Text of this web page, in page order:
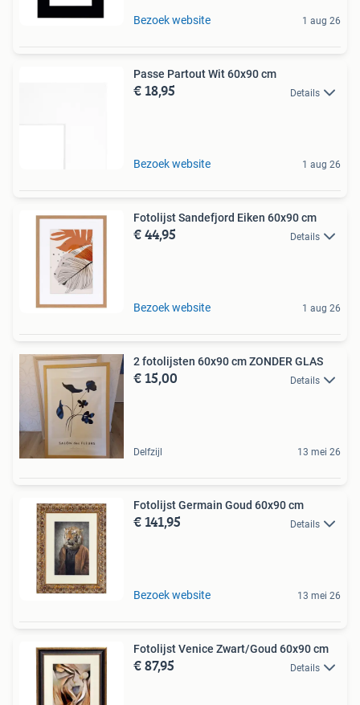
Bezoek website 1 aug 26
Passe Partout Wit 60x90 cm
€ 18,95 Details
Bezoek website 1 aug 26
Fotolijst Sandefjord Eiken 60x90 cm
€ 44,95 Details
Bezoek website 1 aug 26
2 fotolijsten 60x90 cm ZONDER GLAS
€ 15,00 Details
Delfzijl 13 mei 26
Fotolijst Germain Goud 60x90 cm
€ 141,95 Details
Bezoek website 13 mei 26
Fotolijst Venice Zwart/Goud 60x90 cm
€ 87,95 Details